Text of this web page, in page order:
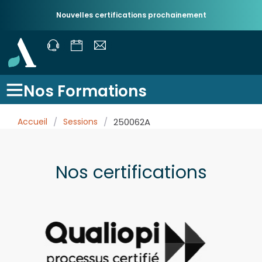
Nouvelles certifications prochainement
Nos Formations
Accueil / Sessions / 250062A
Nos certifications